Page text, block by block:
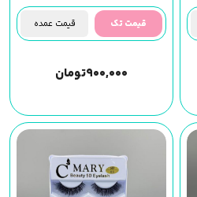
قیمت تک قیمت عمده
۹۰۰,۰۰۰تومان